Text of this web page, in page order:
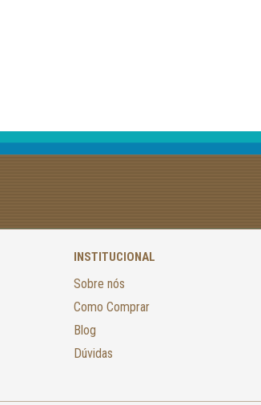
INSTITUCIONAL
Sobre nós
Como Comprar
Blog
Dúvidas